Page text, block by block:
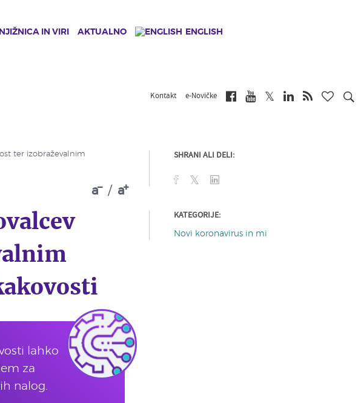
IN VIRI AKTUALNO ENGLISH
Kontakt e-Novičke
ter izobraževalnim
a / a
lahko
za
nalog.
SHRANI ALI DELI:
KATEGORIJE:
Novi koronavirus in mi